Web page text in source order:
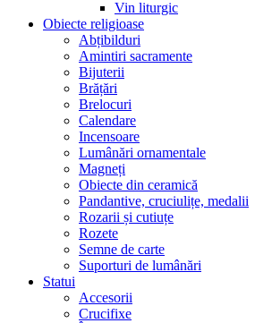
Vin liturgic
Obiecte religioase
Abțibilduri
Amintiri sacramente
Bijuterii
Brățări
Brelocuri
Calendare
Incensoare
Lumânări ornamentale
Magneți
Obiecte din ceramică
Pandantive, cruciulițe, medalii
Rozarii și cutiuțe
Rozete
Semne de carte
Suporturi de lumânări
Statui
Accesorii
Crucifixe